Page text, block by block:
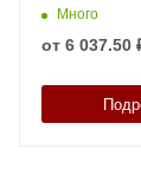
Много
от 6 037.50